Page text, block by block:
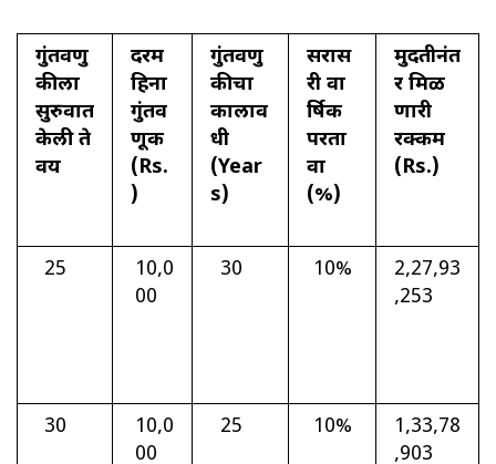
गुंतवणु
कीला
सुरुवात
केली ते
वय
दरम
हिना
गुंतव
णूक
(Rs.
)
गुंतवणु
कीचा
कालाव
धी
(Year
s)
सरास
री वा
र्षिक
परता
वा
(%)
मुदतीनंत
र मिळ
णारी
रक्कम
(Rs.)
25
10,0
00
30 10%
2,27,93
,253
30
10,0
00
25 10%
1,33,78
,903